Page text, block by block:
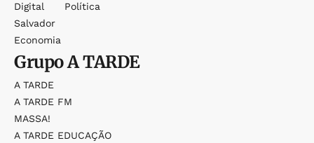
Digital
Salvador
Economia
Política
GrupoA TARDE
A TARDE
A TARDE FM
MASSA!
A TARDE EDUCAÇÃO